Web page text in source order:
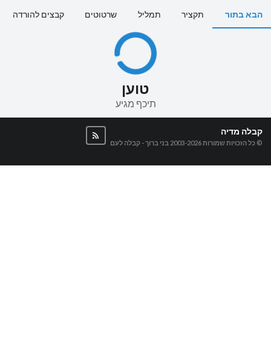
הבא בתור תקציר תמליל שרטוטים קבצים להורדה
טוען
תיכף מגיע
קבלה מדיה
© כל הזכויות שמורות 2003-2026 בני ברוך - קבלה לעם